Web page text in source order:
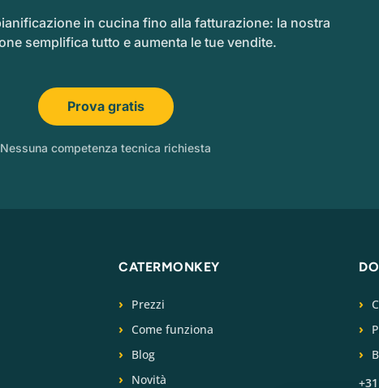
in cucina fino alla fatturazione: la nostra
semplifica tutto e aumenta le tue vendite.
Prova gratis
Nessuna competenza tecnica richiesta
CATERMONKEY
Prezzi
Come funziona
Blog
Novità